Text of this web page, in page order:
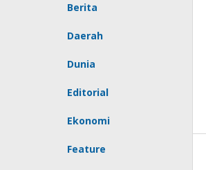
Berita
Daerah
Dunia
Editorial
Ekonomi
Feature